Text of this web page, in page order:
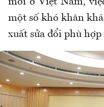
một số khó khăn
xuất sửa đổi phù